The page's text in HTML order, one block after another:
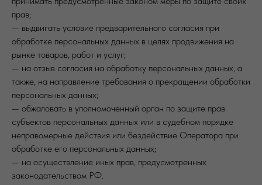
прав;
— выдвигать условие предварительного согласия при
обработке персональных данных в целях продвижения на
рынке товаров, работ и услуг;
— на отзыв согласия на обработку персональных данных, а
также, на направление требования о прекращении обработки
персональных данных;
— обжаловать в уполномоченный орган по защите прав
субъектов персональных данных или в судебном порядке
неправомерные действия или бездействие Оператора при
обработке его персональных данных;
— на осуществление иных прав, предусмотренных
законодательством РФ.